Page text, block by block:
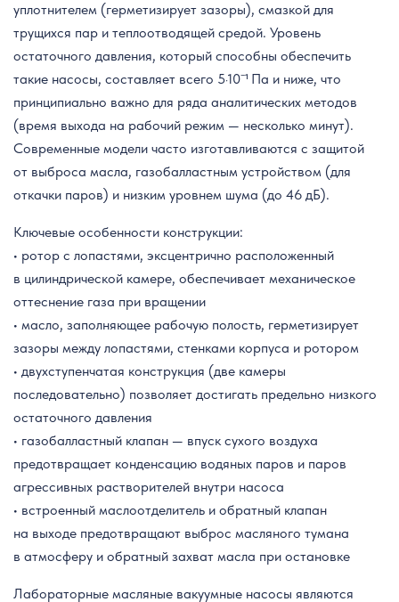
уплотнителем (герметизирует зазоры), смазкой для
трущихся пар и теплоотводящей средой. Уровень
остаточного давления, который способны обеспечить
такие насосы, составляет всего 5·10⁻¹ Па и ниже, что
принципиально важно для ряда аналитических методов
(время выхода на рабочий режим — несколько минут).
Современные модели часто изготавливаются с защитой
от выброса масла, газобалластным устройством (для
откачки паров) и низким уровнем шума (до 46 дБ).
Ключевые особенности конструкции:
• ротор с лопастями, эксцентрично расположенный
в цилиндрической камере, обеспечивает механическое
оттеснение газа при вращении
• масло, заполняющее рабочую полость, герметизирует
зазоры между лопастями, стенками корпуса и ротором
• двухступенчатая конструкция (две камеры
последовательно) позволяет достигать предельно низкого
остаточного давления
• газобалластный клапан — впуск сухого воздуха
предотвращает конденсацию водяных паров и паров
агрессивных растворителей внутри насоса
• встроенный маслоотделитель и обратный клапан
на выходе предотвращают выброс масляного тумана
в атмосферу и обратный захват масла при остановке
Лабораторные масляные вакуумные насосы являются